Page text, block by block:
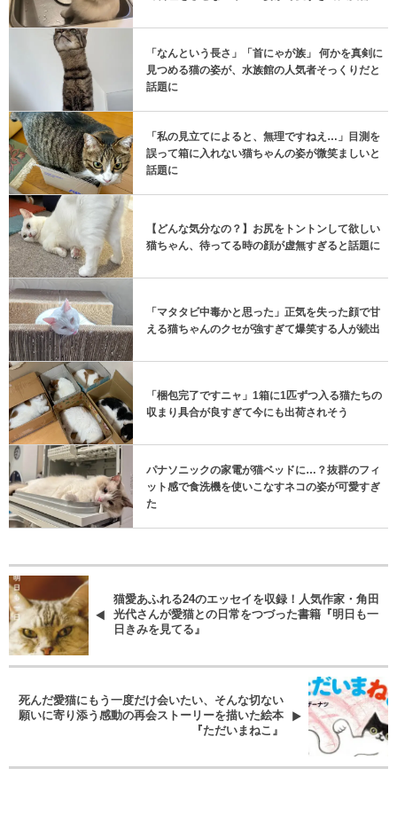
「なんという長さ」「首にゃが族」 何かを真剣に
見つめる猫の姿が、水族館の人気者そっくりだと
話題に
「私の見立てによると、無理ですねえ…」目測を
誤って箱に入れない猫ちゃんの姿が微笑ましいと
話題に
【どんな気分なの？】お尻をトントンして欲しい
猫ちゃん、待ってる時の顔が虚無すぎると話題に
「マタタビ中毒かと思った」正気を失った顔で甘
える猫ちゃんのクセが強すぎて爆笑する人が続出
「梱包完了ですニャ」1箱に1匹ずつ入る猫たちの
収まり具合が良すぎて今にも出荷されそう
パナソニックの家電が猫ベッドに…？抜群のフィ
ット感で食洗機を使いこなすネコの姿が可愛すぎ
た
猫愛あふれる24のエッセイを収録！人気作家・角田
光代さんが愛猫との日常をつづった書籍『明日も一
日きみを見てる』
死んだ愛猫にもう一度だけ会いたい、そんな切ない
願いに寄り添う感動の再会ストーリーを描いた絵本
『ただいまねこ』